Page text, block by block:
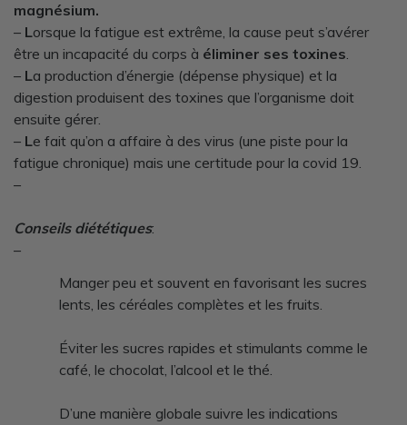
magnésium.
– Lorsque la fatigue est extrême, la cause peut s’avérer
être un incapacité du corps à éliminer ses toxines.
– La production d’énergie (dépense physique) et la
digestion produisent des toxines que l’organisme doit
ensuite gérer.
– Le fait qu’on a affaire à des virus (une piste pour la
fatigue chronique) mais une certitude pour la covid 19.
–
Conseils diététiques:
–
Manger peu et souvent en favorisant les sucres
lents, les céréales complètes et les fruits.
Éviter les sucres rapides et stimulants comme le
café, le chocolat, l’alcool et le thé.
D’une manière globale suivre les indications